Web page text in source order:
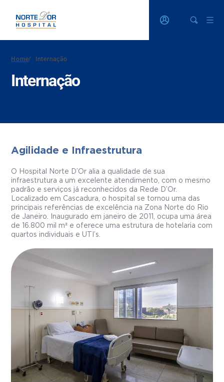
Home/ Internação
Internação
Agilidade e Infraestrutura
O Hospital Norte D’Or alia a qualidade de sua
infraestrutura a um excelente atendimento, com o mesmo
padrão e serviços já reconhecidos da Rede D’Or.
Localizado em Cascadura, o hospital se tornou uma das
principais referências de excelência na Zona Norte do Rio
de Janeiro. Inaugurado em janeiro de 2011, ocupa uma área
de 16.800 mil m² e oferece uma estrutura de hotelaria com
quartos individuais e UTI’s.